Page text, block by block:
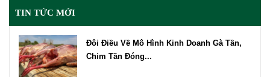
TIN TỨC MỚI
Đôi Điều Về Mô Hình Kinh Doanh Gà Tần,
Chim Tần Đóng...